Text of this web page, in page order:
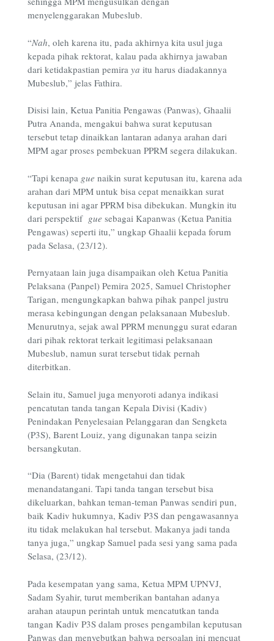
menyelenggarakan Mubeslub.
“Nah, oleh karena itu, pada akhirnya kita usul juga
kepada pihak rektorat, kalau pada akhirnya jawaban
dari ketidakpastian pemira ya itu harus diadakannya
Mubeslub,” jelas Fathira.
Disisi lain, Ketua Panitia Pengawas (Panwas), Ghaalii
Putra Ananda, mengakui bahwa surat keputusan
tersebut tetap dinaikkan lantaran adanya arahan dari
MPM agar proses pembekuan PPRM segera dilakukan.
“Tapi kenapa gue naikin surat keputusan itu, karena ada
arahan dari MPM untuk bisa cepat menaikkan surat
keputusan ini agar PPRM bisa dibekukan. Mungkin itu
dari perspektif gue sebagai Kapanwas (Ketua Panitia
Pengawas) seperti itu,” ungkap Ghaalii kepada forum
pada Selasa, (23/12).
Pernyataan lain juga disampaikan oleh Ketua Panitia
Pelaksana (Panpel) Pemira 2025, Samuel Christopher
Tarigan, mengungkapkan bahwa pihak panpel justru
merasa kebingungan dengan pelaksanaan Mubeslub.
Menurutnya, sejak awal PPRM menunggu surat edaran
dari pihak rektorat terkait legitimasi pelaksanaan
Mubeslub, namun surat tersebut tidak pernah
diterbitkan.
Selain itu, Samuel juga menyoroti adanya indikasi
pencatutan tanda tangan Kepala Divisi (Kadiv)
Penindakan Penyelesaian Pelanggaran dan Sengketa
(P3S), Barent Louiz, yang digunakan tanpa seizin
bersangkutan.
“Dia (Barent) tidak mengetahui dan tidak
menandatangani. Tapi tanda tangan tersebut bisa
dikeluarkan, bahkan teman-teman Panwas sendiri pun,
baik Kadiv hukumnya, Kadiv P3S dan pengawasannya
itu tidak melakukan hal tersebut. Makanya jadi tanda
tanya juga,” ungkap Samuel pada sesi yang sama pada
Selasa, (23/12).
Pada kesempatan yang sama, Ketua MPM UPNVJ,
Sadam Syahir, turut memberikan bantahan adanya
arahan ataupun perintah untuk mencatutkan tanda
tangan Kadiv P3S dalam proses pengambilan keputusan
Panwas dan menyebutkan bahwa persoalan ini mencuat